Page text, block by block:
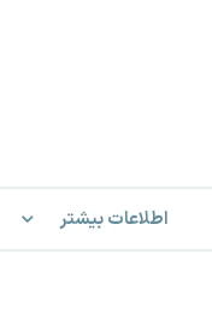
اطلاعات بیشتر